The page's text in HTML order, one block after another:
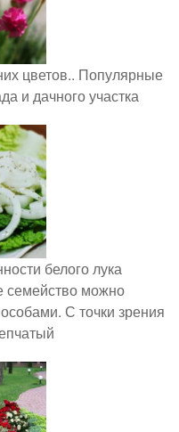
цветов.. Популярные
и дачного участка
белого лука
семейство можно
С точки зрения